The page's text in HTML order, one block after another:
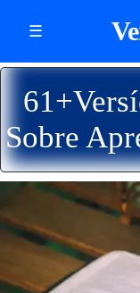
☰
Sobre